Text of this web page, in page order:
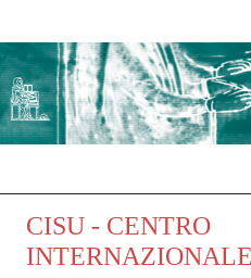
al
contenuto
CISU - CENTRO